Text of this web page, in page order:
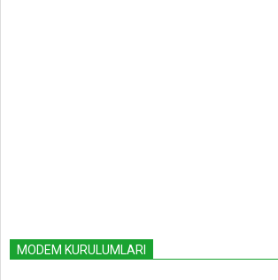
MODEM KURULUMLARI